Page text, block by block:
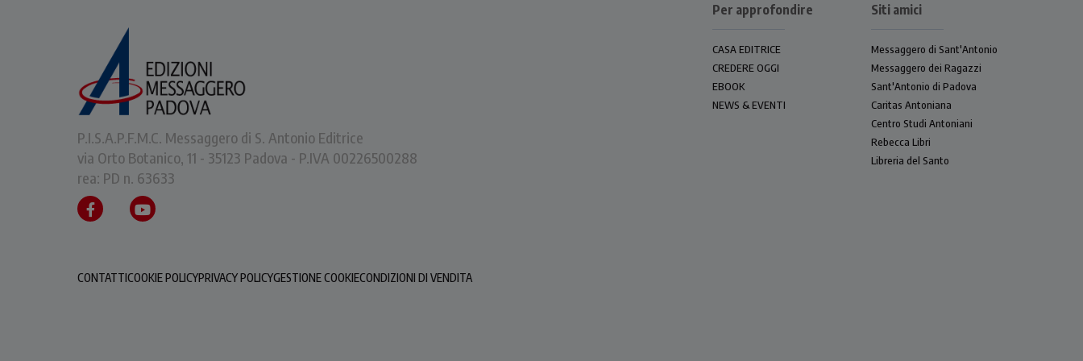
P.I.S.A.P.F.M.C. Messaggero di S. Antonio Editrice
via Orto Botanico, 11 - 35123 Padova - P.IVA 00226500288
rea: PD n. 63633
CONTATTI COOKIE POLICYPRIVACY POLICYGESTIONE COOKIECONDIZIONI DI VENDITA
Per approfondire
CASA EDITRICE
CREDERE OGGI
EBOOK
NEWS & EVENTI
Siti amici
Messaggero di Sant'Antonio
Messaggero dei Ragazzi
Sant'Antonio di Padova
Caritas Antoniana
Centro Studi Antoniani
Rebecca Libri
Libreria del Santo